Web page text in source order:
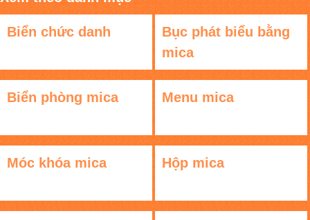
Biển chức danh
Bục phát biểu bằng
mica
Biển phòng mica Menu mica
Móc khóa mica Hộp mica